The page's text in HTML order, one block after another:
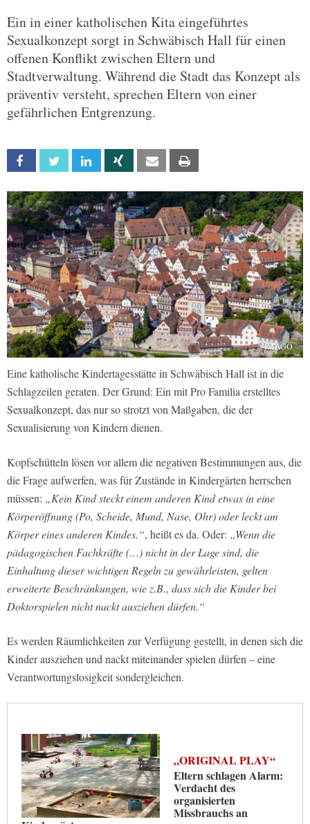
Ein in einer katholischen Kita eingeführtes
Sexualkonzept sorgt in Schwäbisch Hall für einen
offenen Konflikt zwischen Eltern und
Stadtverwaltung. Während die Stadt das Konzept als
präventiv versteht, sprechen Eltern von einer
gefährlichen Entgrenzung.
Facebook Twitter Linkedin Xing Email
IMAGO
Eine katholische Kindertagesstätte in Schwäbisch Hall ist in die
Schlagzeilen geraten. Der Grund: Ein mit Pro Familia erstelltes
Sexualkonzept, das nur so strotzt von Maßgaben, die der
Sexualisierung von Kindern dienen.
Kopfschütteln lösen vor allem die negativen Bestimmungen aus, die
die Frage aufwerfen, was für Zustände in Kindergärten herrschen
müssen: „Kein Kind steckt einem anderen Kind etwas in eine
Körperöffnung (Po, Scheide, Mund, Nase, Ohr) oder leckt am
Körper eines anderen Kindes.“, heißt es da. Oder: „Wenn die
pädagogischen Fachkräfte (…) nicht in der Lage sind, die
Einhaltung dieser wichtigen Regeln zu gewährleisten, gelten
erweiterte Beschränkungen, wie z.B., dass sich die Kinder bei
Doktorspielen nicht nackt ausziehen dürfen.“
Es werden Räumlichkeiten zur Verfügung gestellt, in denen sich die
Kinder ausziehen und nackt miteinander spielen dürfen – eine
Verantwortungslosigkeit sondergleichen.
„ORIGINAL PLAY“
Eltern schlagen Alarm:
Verdacht des
organisierten
Missbrauchs an